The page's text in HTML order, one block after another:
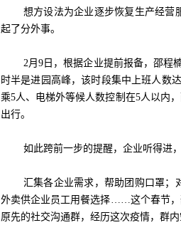
想方设法为企业逐步恢复生产经营
起了分外事。
2月9日，根据企业提前报备，邵程
时半是进园高峰，该时段集中上班人数
乘5人、电梯外等候人数控制在5人以内
出行。
如此跨前一步的提醒，企业听得进
汇集各企业需求，帮助团购口罩；
外卖供企业员工用餐选择……这个春节，
原先的社交沟通群，经历这次疫情，群